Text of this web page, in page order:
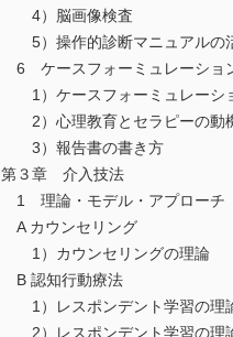
4）脳画像検査
5）操作的診断マニュアルの
6 ケースフォーミュレーショ
1）ケースフォーミュレーシ
2）心理教育とセラピーの動
3）報告書の書き方
第３章 介入技法
1 理論・モデル・アプローチ
A カウンセリング
1）カウンセリングの理論
B 認知行動療法
1）レスポンデント学習の理
2）レスポンデント学習の理